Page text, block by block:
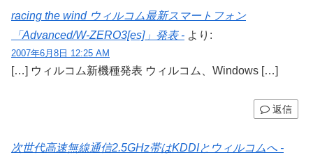
racing the wind ウィルコム最新スマートフォン
「Advanced/W-ZERO3[es]」発表 - より:
2007年6月8日 12:25 AM
[…] ウィルコム新機種発表 ウィルコム、Windows […]
返信
次世代高速無線通信2.5GHz帯はKDDIとウィルコムへ -